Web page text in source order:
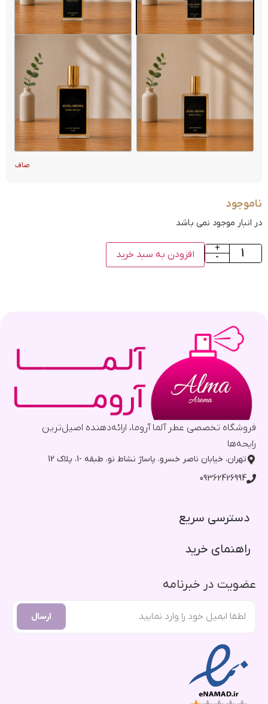
صاف
ناموجود
در انبار موجود نمی باشد
-
+
افزودن به سبد خرید
فروشگاه تخصصی عطر آلما آروما، ارائه‌دهنده اصیل‌ترین
رایحه‌ها
تهران، خیابان ناصر خسرو، پاساژ نشاط نو، طبقه -1، پلاک 12
09362426994
دسترسی سریع​
راهنمای خرید​
عضویت در خبرنامه
ارسال